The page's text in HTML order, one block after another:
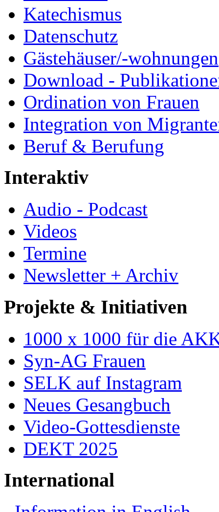
Katechismus
Datenschutz
Gästehäuser/-wohnungen
Download -
Ordination von Frauen
Integration von
Beruf & Berufung
Interaktiv
Audio - Podcast
Videos
Termine
Newsletter + Archiv
Projekte & Initiativen
1000 x 1000 für die
Syn-AG Frauen
SELK auf Instagram
Neues Gesangbuch
Video-Gottesdienste
DEKT 2025
International